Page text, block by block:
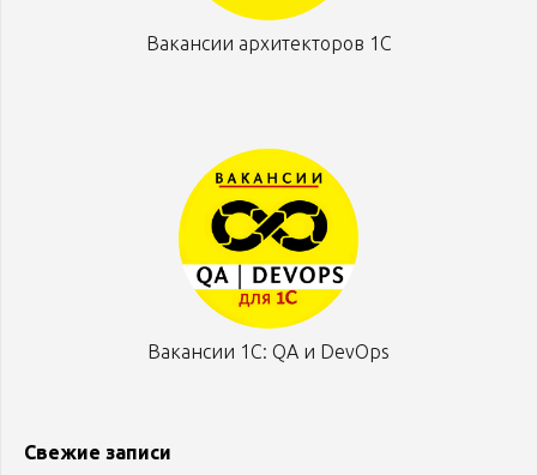
Вакансии архитекторов 1С
Вакансии 1С: QA и DevOps
Свежие записи